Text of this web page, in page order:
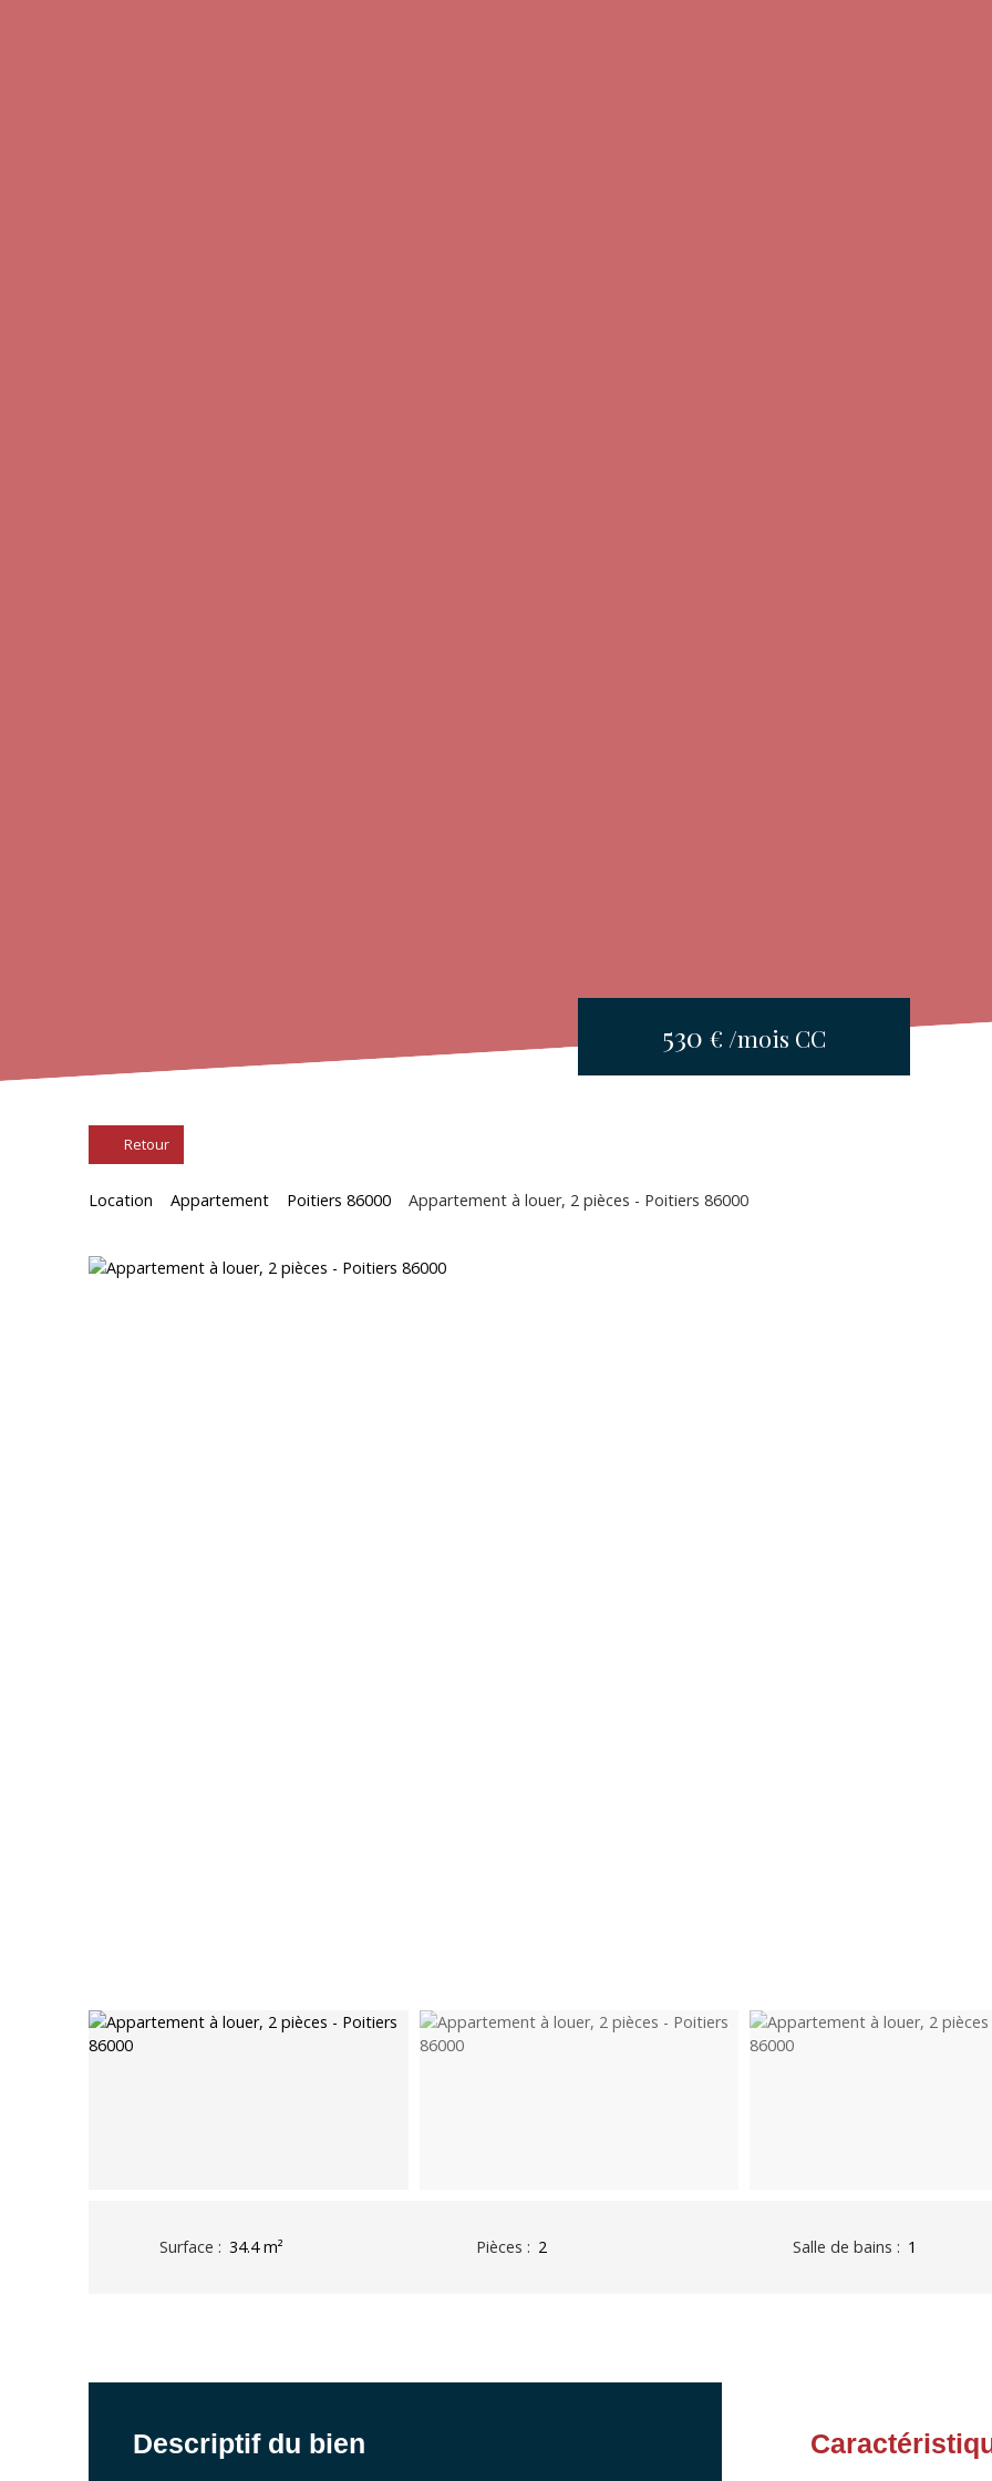
530 € /mois CC
Retour
Location Appartement Poitiers 86000 Appartement à louer, 2 pièces - Poitiers 86000
Surface : 34.4m² Pièces : 2 Salle de bains : 1
Descriptif du bien